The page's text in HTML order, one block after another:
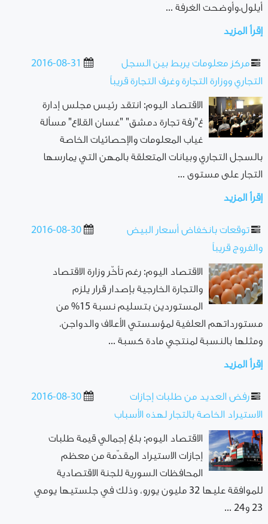
أيلول.وأوضحت الغرفة ...
إقرأ المزيد
2016-08-31
مركز معلومات يربط بين السجل
التجاري ووزارة التجارة وغرف التجارة قريباً
الاقتصاد اليوم: انتقد رئيس مجلس إدارة
غ"رفة تجارة دمشق" "غسان القلاع" مسألة
غياب المعلومات والإحصائيات الخاصة
بالسجل التجاري وبيانات المتعلقة بالمهن التي يمارسها
التجار على مستوى ...
إقرأ المزيد
2016-08-30
توقعات بانخفاض أسعار البيض
والفروج قريباً
الاقتصاد اليوم: رغم تأخّر وزارة الاقتصاد
والتجارة الخارجية بإصدار قرار يلزم
المستوردين بتسليم نسبة 15% من
مستورداتهم العلفية لمؤسستي الأعلاف والدواجن،
ومثلها بالنسبة لمنتجي مادة كسبة ...
إقرأ المزيد
2016-08-30
رفض العديد من طلبات إجازات
الاستيراد الخاصة بالتجار لهذه الأسباب
الاقتصاد اليوم: بلغ إجمالي قيمة طلبات
إجازات الاستيراد المقدّمة من معظم
المحافظات السورية للجنة الاقتصادية
للموافقة عليها 32 مليون يورو، وذلك في جلستيها يومي
23 و24 ...